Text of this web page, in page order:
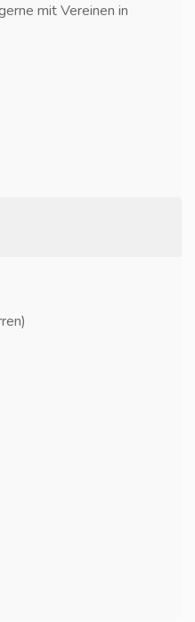
mit Vereinen in